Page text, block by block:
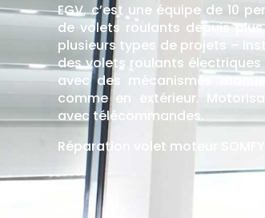
EGV, c’est une équipe de 10
de volets roulants depuis
plusieurs types de projets –
des volets roulants
avec des mécanismes
comme en extérieur.
avec télécommandes.
Réparation volet moteur SOMFY